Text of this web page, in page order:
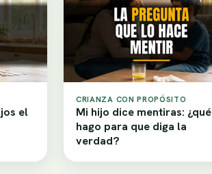
el
CRIANZA CON PROPÓSITO
Mi hijo dice mentiras: ¿qué
hago para que diga la
verdad?